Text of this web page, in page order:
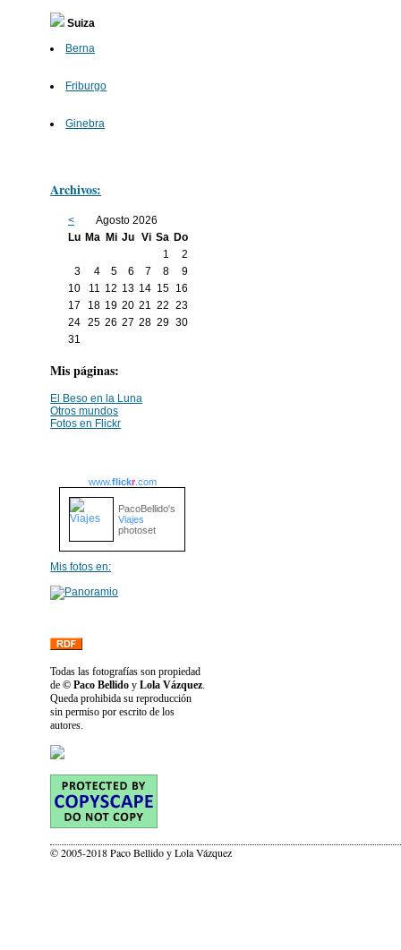
Suiza
Berna
Friburgo
Ginebra
Archivos:
<
Agosto 2026
Lu Ma Mi Ju Vi Sa Do
1
2
3
4 5 6 7 8
9
10
11 12 13 14 15 16
17
18 19 20 21 22 23
24 25 26 27 28 29 30
31
Mis páginas:
El Beso en la Luna
Otros mundos
Fotos en Flickr
www.flickr.com
PacoBellido's
Viajes
photoset
Mis fotos en:
Todas las fotografías son propiedad
de© Paco Bellido yLola Vázquez.
Queda prohibida su reproducción
sin permiso por escrito de los
autores.
© 2005-2018 Paco Bellido y Lola Vázquez